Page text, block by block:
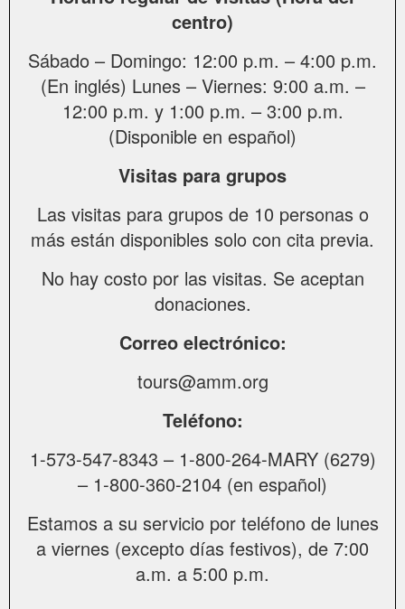
centro)
Sábado – Domingo: 12:00 p.m. – 4:00 p.m.
(En inglés) Lunes – Viernes: 9:00 a.m. –
12:00 p.m. y 1:00 p.m. – 3:00 p.m.
(Disponible en español)
Visitas para grupos
Las visitas para grupos de 10 personas o
más están disponibles solo con cita previa.
No hay costo por las visitas. Se aceptan
donaciones.
Correo electrónico:
tours@amm.org
Teléfono:
1-573-547-8343 – 1-800-264-MARY (6279)
– 1-800-360-2104 (en español)
Estamos a su servicio por teléfono de lunes
a viernes (excepto días festivos), de 7:00
a.m. a 5:00 p.m.